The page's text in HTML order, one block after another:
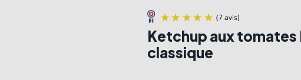
Ketchup aux tomates
classique